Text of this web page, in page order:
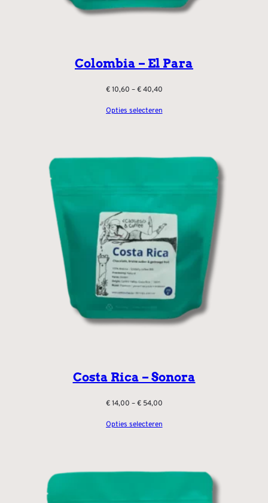
Colombia – El Para
€10,60 – €40,40Prijsklasse:
tot
Opties selecteren
Costa Rica – Sonora
€14,00 – €54,00Prijsklasse:
tot
Opties selecteren